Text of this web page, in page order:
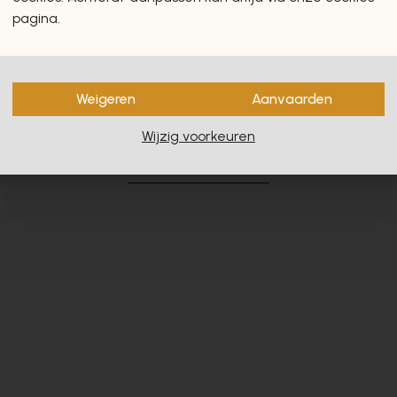
zullen u zeker en vast
pagina.
Weigeren Aanvaarden
Wijzig voorkeuren